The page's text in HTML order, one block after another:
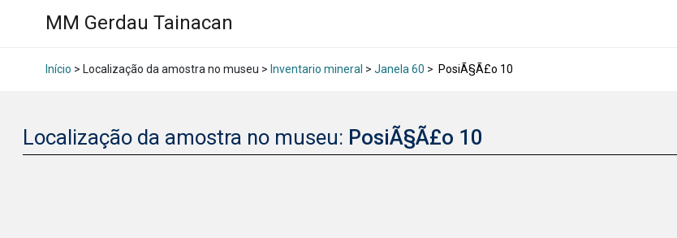
MM Gerdau Tainacan
Início > Localização da amostra no museu > Inventario mineral > Janela 60 > PosiÃ§Ã£o 10
Localização da amostra no museu: PosiÃ§Ã£o 10